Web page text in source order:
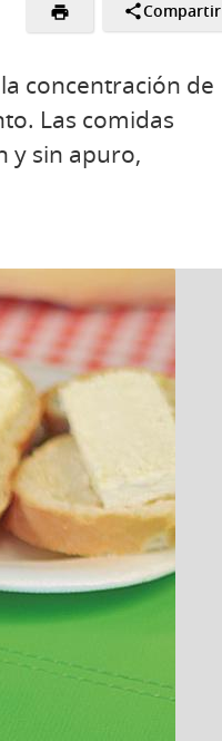
Compartir
concentración de
Las comidas
y sin apuro,